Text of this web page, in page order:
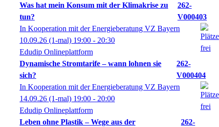
Was hat mein Konsum mit der Klimakrise zu
tun?
262-
V000403
In Kooperation mit der Energieberatung VZ Bayern
10.09.26 (1-mal) 19:00 - 20:30
Edudip Onlineplattform
Dynamische Stromtarife – wann lohnen sie
sich?
262-
V000404
In Kooperation mit der Energieberatung VZ Bayern
14.09.26 (1-mal) 19:00 - 20:00
Edudip Onlineplattform
Leben ohne Plastik – Wege aus der
262-